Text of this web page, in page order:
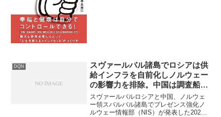
DQN
スヴァールバル諸島でロシアは供
給インフラを自前化しノルウェー
の影響力を排除。中国は調査船を
激増させ、科学調査を隠れ蓑にし
た戦略的拠点を構築
スヴァールバルロシアと中国、ノルウェ
ー領スバルバル諸島でプレゼンス強化ノ
ルウェー情報部（NIS）が発表した2026